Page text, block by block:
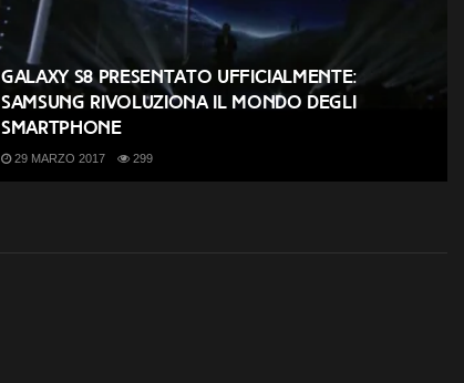
Galaxy S8 presentato ufficialmente:
Samsung rivoluziona il mondo degli
smartphone
29 MARZO 2017 299